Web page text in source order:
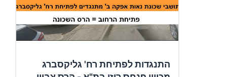
התנגדות לפתיחת רח' גליקסברג